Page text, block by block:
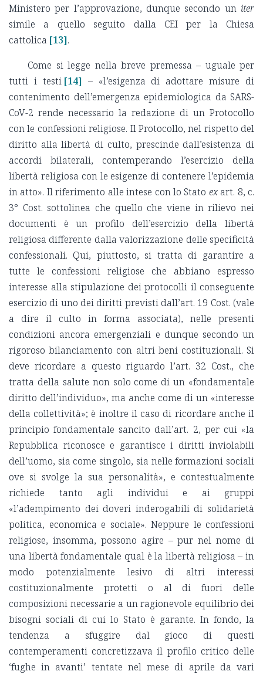
Ministero per l’approvazione, dunque secondo un iter
simile a quello seguito dalla CEI per la Chiesa
cattolica [13].
Come si legge nella breve premessa – uguale per
tutti i testi [14] – «l’esigenza di adottare misure di
contenimento dell’emergenza epidemiologica da SARS-
CoV-2 rende necessario la redazione di un Protocollo
con le confessioni religiose. Il Protocollo, nel rispetto del
diritto alla libertà di culto, prescinde dall’esistenza di
accordi bilaterali, contemperando l’esercizio della
libertà religiosa con le esigenze di contenere l’epidemia
in atto». Il riferimento alle intese con lo Stato exart. 8, c.
3° Cost. sottolinea che quello che viene in rilievo nei
documenti è un profilo dell’esercizio della libertà
religiosa differente dalla valorizzazione delle specificità
confessionali. Qui, piuttosto, si tratta di garantire a
tutte le confessioni religiose che abbiano espresso
interesse alla stipulazione dei protocolli il conseguente
esercizio di uno dei diritti previsti dall’art. 19 Cost. (vale
a dire il culto in forma associata), nelle presenti
condizioni ancora emergenziali e dunque secondo un
rigoroso bilanciamento con altri beni costituzionali. Si
deve ricordare a questo riguardo l’art. 32 Cost., che
tratta della salute non solo come di un «fondamentale
diritto dell’individuo», ma anche come di un «interesse
della collettività»; è inoltre il caso di ricordare anche il
principio fondamentale sancito dall’art. 2, per cui «la
Repubblica riconosce e garantisce i diritti inviolabili
dell’uomo, sia come singolo, sia nelle formazioni sociali
ove si svolge la sua personalità», e contestualmente
richiede tanto agli individui e ai gruppi
«l’adempimento dei doveri inderogabili di solidarietà
politica, economica e sociale». Neppure le confessioni
religiose, insomma, possono agire – pur nel nome di
una libertà fondamentale qual è la libertà religiosa – in
modo potenzialmente lesivo di altri interessi
costituzionalmente protetti o al di fuori delle
composizioni necessarie a un ragionevole equilibrio dei
bisogni sociali di cui lo Stato è garante. In fondo, la
tendenza a sfuggire dal gioco di questi
contemperamenti concretizzava il profilo critico delle
‘fughe in avanti’ tentate nel mese di aprile da vari